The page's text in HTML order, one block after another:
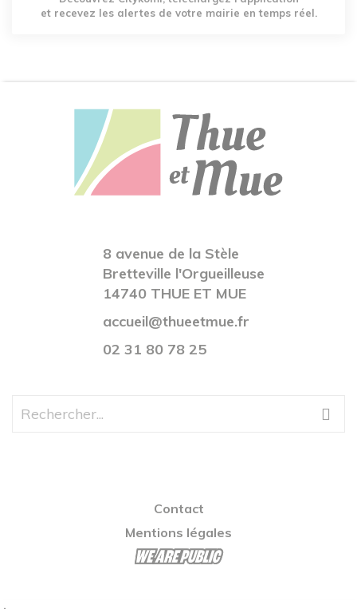
et recevez les alertes de votre mairie en temps réel.
8 avenue de la Stèle
Bretteville l'Orgueilleuse
14740 THUE ET MUE
accueil@thueetmue.fr
02 31 80 78 25
Contact
Mentions légales